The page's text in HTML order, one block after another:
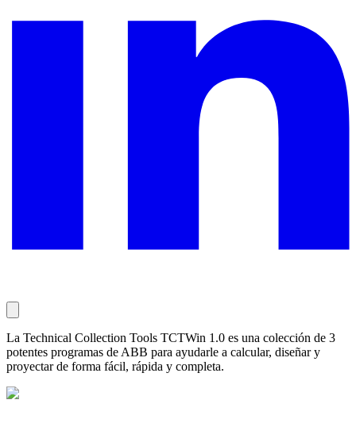
La Technical Collection Tools TCTWin 1.0 es una colección de 3
potentes programas de ABB para ayudarle a calcular, diseñar y
proyectar de forma fácil, rápida y completa.